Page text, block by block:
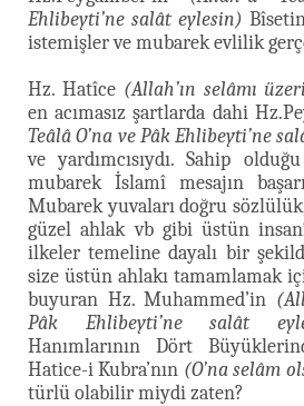
Ehlibeyti’ne salât eylesin)
istemişler ve mubarek evlilik
Hz. Hatîce (Allah’ın selâmı
en acımasız şartlarda dahi
Teâlâ O’na ve Pâk Ehlibeyti’ne
ve yardımcısıydı. Sahip
mubarek İslamî mesajın
Mubarek yuvaları doğru
güzel ahlak vb gibi üstün
ilkeler temeline dayalı bir
size üstün ahlakı tamamlamak
buyuran Hz. Muhammed’in
Pâk Ehlibeyti’ne salât
Hanımlarının Dört
Hatice-i Kubra’nın (O’na selâm
türlü olabilir miydi zaten?